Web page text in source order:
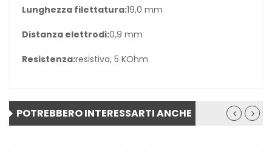
Lunghezza filettatura:19,0 mm
Distanza elettrodi:0,9 mm
Resistenza:resistiva, 5 KOhm
POTREBBERO INTERESSARTI ANCHE